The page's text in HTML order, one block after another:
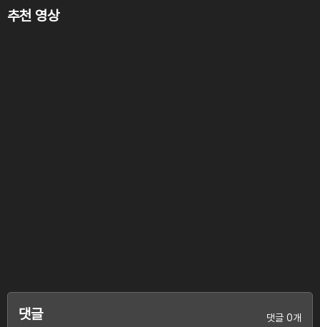
추천 영상
댓글 댓글 0개